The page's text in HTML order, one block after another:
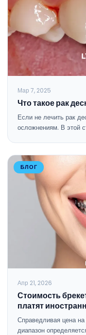
Мар 7, 2025
Что такое рак
Если не лечить рак
осложнениям. В этой
БЛОГ
Апр 21, 2026
Стоимость
платят
Справедливая цена
диапазон